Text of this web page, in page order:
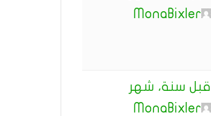
MonaBixler
قبل سنة، شهر
MonaBixler